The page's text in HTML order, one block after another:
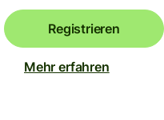
Registrieren
Mehr erfahren